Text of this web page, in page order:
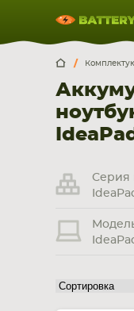
Москва
г. Москва, ул.
5 мин. ходьбы от
+7 495
9:00-21:00
смартфона,
Серия